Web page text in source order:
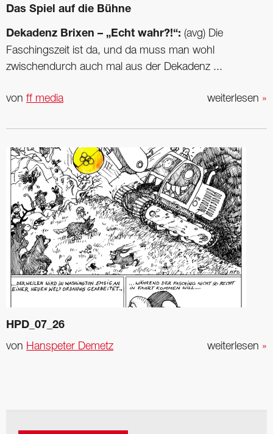
Das Spiel auf die Bühne
Dekadenz Brixen – „Echt wahr?!“: (avg) Die
Faschingszeit ist da, und da muss man wohl
zwischendurch auch mal aus der Dekadenz ...
weiterlesen »
von ff media
HPD_07_26
weiterlesen »
von Hanspeter Demetz